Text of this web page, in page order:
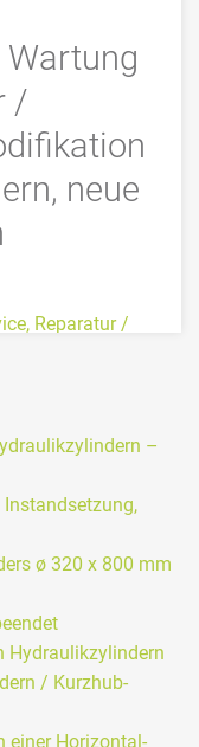
/
neue
Reparatur /
Bauarten Alle
aus einer
/ Reparatur,
den
–
ø 320 x 800 mm
Hydraulikzylindern
/ Kurzhub-
einer Horizontal-